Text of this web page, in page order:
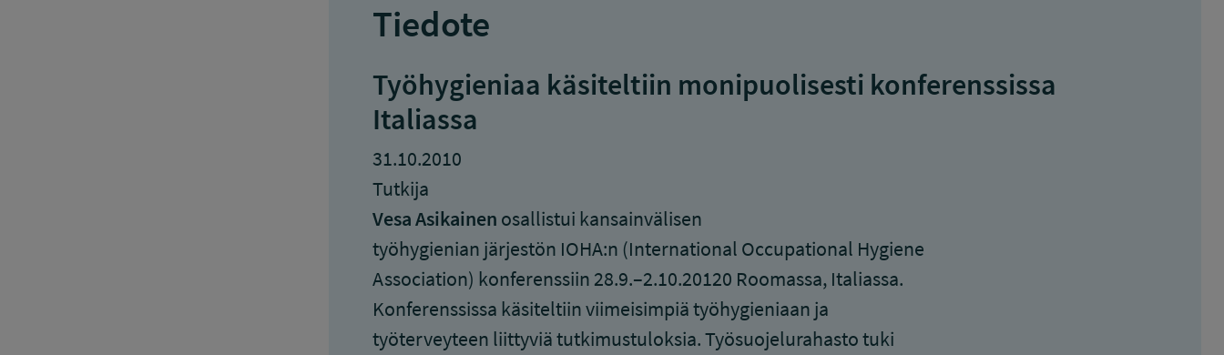
Tiedote
Työhygieniaa käsiteltiin monipuolisesti konferenssissa
Italiassa
31.10.2010
Tutkija
Vesa Asikainen osallistui kansainvälisen
työhygienian järjestön IOHA:n (International Occupational Hygiene
Association) konferenssiin 28.9.–2.10.20120 Roomassa, Italiassa.
Konferenssissa käsiteltiin viimeisimpiä työhygieniaan ja
työterveyteen liittyviä tutkimustuloksia. Työsuojelurahasto tuki